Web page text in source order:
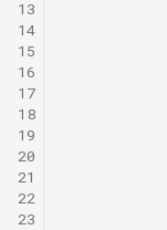
13
14
15
16
17
18
19
20
21
22
23